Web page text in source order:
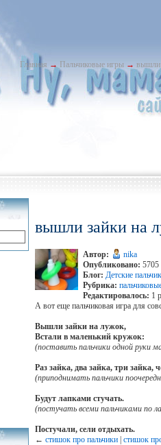
Главная → Пальчиковые игры → вышли
вышли зайки на
Автор:
nika
Опубликовано: 5705
Блог: Детские
Рубрика:
Редактировалось: 1
А вот еще пальчиковая игра для
Вышли зайки на лужок,
Встали в маленький кружок:
(поставить пальчики одной руки
Раз зайка, два зайка, три зайка,
(приподнимать пальчики
Будут лапками стучать.
(постучать всеми пальчиками по
Постучали, сели отдыхать.
← стишок про пальчики| стишок